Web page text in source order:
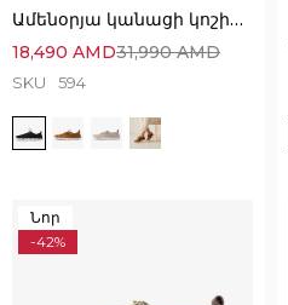
Ամենօրյա կանացի կոշիկներ՝ հիանալի ընտրություն
31,990AMD
18,490 AMD
SKU 594
Նոր
-42%